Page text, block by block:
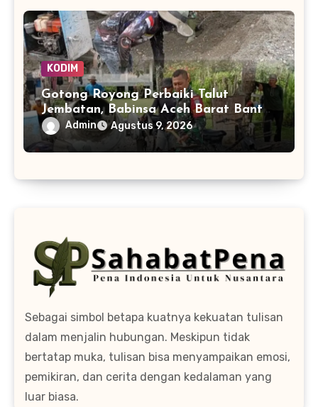
KODIM
Gotong Royong Perbaiki Talut
Jembatan, Babinsa Aceh Barat Bantu
Pulihkan Akses Warga
Admin Agustus 9, 2026
Sebagai simbol betapa kuatnya kekuatan tulisan
dalam menjalin hubungan. Meskipun tidak
bertatap muka, tulisan bisa menyampaikan emosi,
pemikiran, dan cerita dengan kedalaman yang
luar biasa.